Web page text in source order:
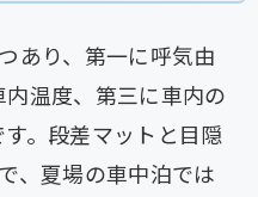
あり、第一に呼気由
温度、第三に車内の
。段差マットと目隠
、夏場の車中泊では